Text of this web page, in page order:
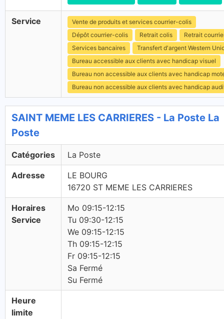
Service
Vente de produits et services courrier-colis
Dépôt courrier-colis
Retrait colis
Retrait
Services bancaires
Transfert d'argent Western
Bureau accessible aux clients avec handicap visuel
Bureau non accessible aux clients avec handicap
Bureau non accessible aux clients avec handicap
SAINT MEME LES CARRIERES - La Poste La
Poste
Catégories La Poste
Adresse
LE BOURG
16720 ST MEME LES CARRIERES
Horaires
Service
Mo 09:15-12:15
Tu 09:30-12:15
We 09:15-12:15
Th 09:15-12:15
Fr 09:15-12:15
Sa Fermé
Su Fermé
Heure
limite